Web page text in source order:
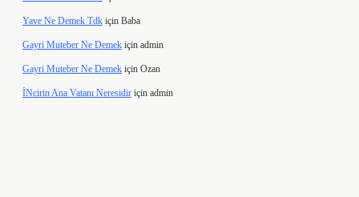
Yave Ne Demek Tdk için Baba
Gayri Muteber Ne Demek için admin
Gayri Muteber Ne Demek için Ozan
İNcirin Ana Vatanı Neresidir için admin